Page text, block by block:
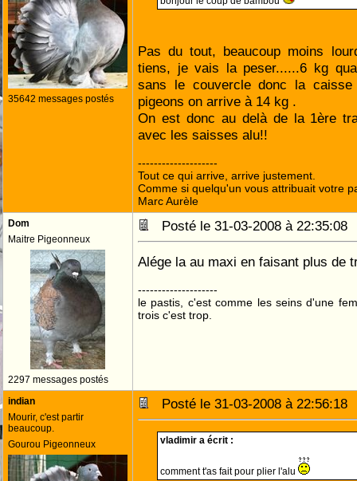
35642 messages postés
Pas du tout, beaucoup moins
tiens, je vais la peser......6 kg
sans le couvercle donc la
pigeons on arrive à 14 kg .
On est donc au delà de la 1ère
avec les saisses alu!!
--------------------
Tout ce qui arrive, arrive justement.
Comme si quelqu'un vous attribuait votre
Marc Aurèle
Dom
Maitre Pigeonneux
2297 messages postés
Posté le 31-03-2008 à
Alége la au maxi en faisant plus de
--------------------
le pastis, c'est comme les seins d'une
trois c'est trop.
indian
Mourir, c'est partir
beaucoup.
Gourou Pigeonneux
Posté le 31-03-2008 à
vladimir a écrit :
comment t'as fait pour plier l'alu